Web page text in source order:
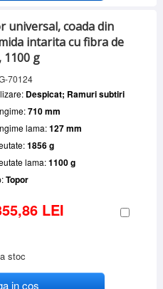
universal, coada din
intarita cu fibra de
1100 g
70124
Despicat; Ramuri subtiri
710 mm
lama:127 mm
1856 g
lama:1100 g
Topor
LEI
stoc
in cos